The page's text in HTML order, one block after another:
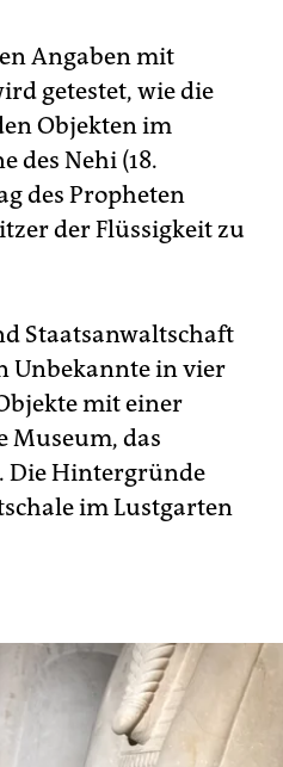
Angaben mit
getestet, wie die
Objekten im
des Nehi (18.
des Propheten
der Flüssigkeit zu
Staatsanwaltschaft
Unbekannte in vier
mit einer
Museum, das
Die Hintergründe
im Lustgarten